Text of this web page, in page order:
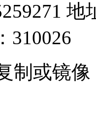
310026
制或镜